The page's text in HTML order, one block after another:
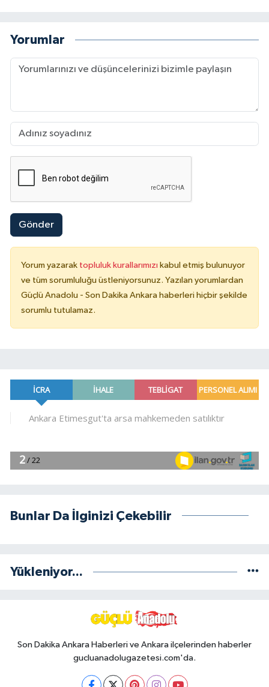
Yorumlar
Gönder
Yorum yazarak topluluk kurallarımızı kabul etmiş bulunuyor
ve tüm sorumluluğu üstleniyorsunuz. Yazılan yorumlardan
Güçlü Anadolu - Son Dakika Ankara haberleri hiçbir şekilde
sorumlu tutulamaz.
Bunlar Da İlginizi Çekebilir
Yükleniyor...
Son Dakika Ankara Haberleri ve Ankara ilçelerinden haberler
gucluanadolugazetesi.com'da.